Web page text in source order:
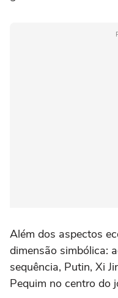
Além dos aspectos
dimensão simbólica:
sequência, Putin, Xi
Pequim no centro do